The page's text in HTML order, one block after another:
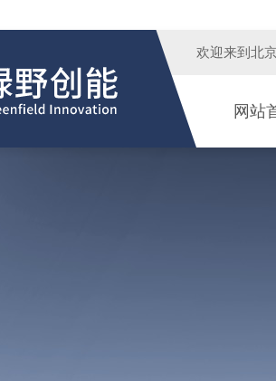
欢迎来到 北
网站